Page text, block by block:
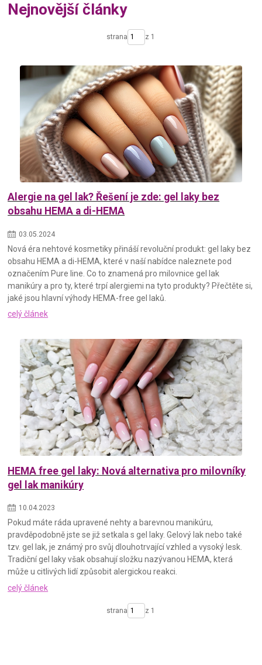
Nejnovější články
strana z 1
Alergie na gel lak? Řešení je zde: gel laky bez
obsahu HEMA a di-HEMA
03 05 2024
Nová éra nehtové kosmetiky přináší revoluční produkt: gel laky bez
obsahu HEMA a di-HEMA, které v naší nabídce naleznete pod
označením Pure line. Co to znamená pro milovnice gel lak
manikúry a pro ty, které trpí alergiemi na tyto produkty? Přečtěte si,
jaké jsou hlavní výhody HEMA-free gel laků.
celý článek
HEMA free gel laky: Nová alternativa pro milovníky
gel lak manikúry
10.04.2023
Pokud máte ráda upravené nehty a barevnou manikúru,
pravděpodobně jste se již setkala s gel laky. Gelový lak nebo také
tzv. gel lak, je známý pro svůj dlouhotrvající vzhled a vysoký lesk.
Tradiční gel laky však obsahují složku nazývanou HEMA, která
může u citlivých lidí způsobit alergickou reakci.
celý článek
strana z 1